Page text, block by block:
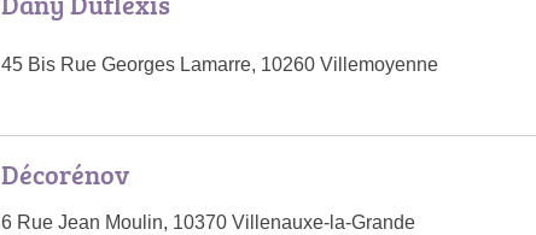
45 Bis Rue Georges Lamarre, 10260 Villemoyenne
Décorénov
6 Rue Jean Moulin, 10370 Villenauxe-la-Grande